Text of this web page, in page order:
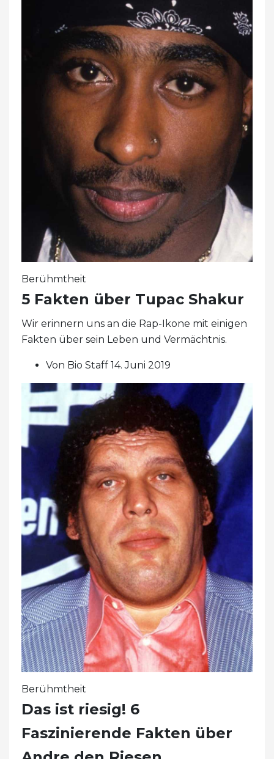
Berühmtheit
5 Fakten über Tupac Shakur
Wir erinnern uns an die Rap-Ikone mit einigen
Fakten über sein Leben und Vermächtnis.
Von Bio Staff 14. Juni 2019
Berühmtheit
Das ist riesig! 6
Faszinierende Fakten über